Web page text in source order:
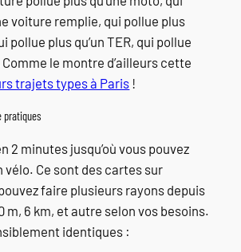
voiture remplie, qui pollue plus
pollue plus qu’un TER, qui pollue
Comme le montre d’ailleurs cette
trajets types à Paris !
pratiques
2 minutes jusqu’où vous pouvez
vélo. Ce sont des cartes sur
faire plusieurs rayons depuis
m, 6 km, et autre selon vos besoins.
identiques :